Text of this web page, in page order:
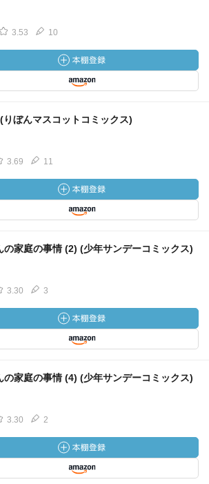
3.53 10
りぼんマスコットコミックス)
3.69 11
の家庭の事情 (2) (少年サンデーコミックス)
3.30 3
の家庭の事情 (4) (少年サンデーコミックス)
3.30 2